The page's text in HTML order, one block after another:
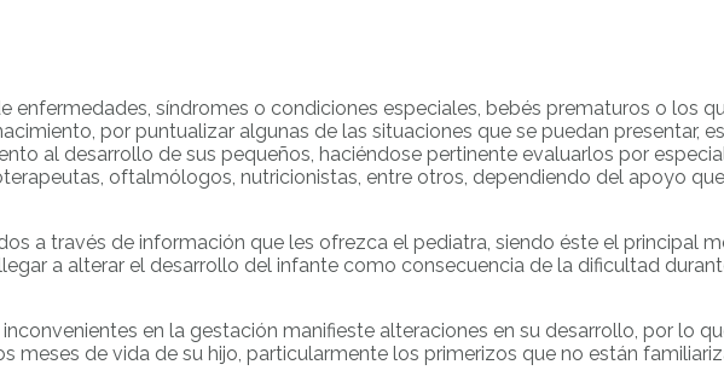
enfermedades, síndromes o condiciones especiales, bebés prematuros o los
por puntualizar algunas de las situaciones que se puedan presentar,
al desarrollo de sus pequeños, haciéndose pertinente evaluarlos por
oftalmólogos, nutricionistas, entre otros, dependiendo del apoyo
a través de información que les ofrezca el pediatra, siendo éste el principal
a alterar el desarrollo del infante como consecuencia de la dificultad
en la gestación manifieste alteraciones en su desarrollo, por lo
meses de vida de su hijo, particularmente los primerizos que no están